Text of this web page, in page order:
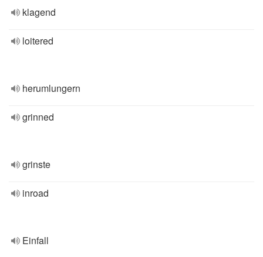
klagend
loitered
herumlungern
grinned
grinste
inroad
Einfall